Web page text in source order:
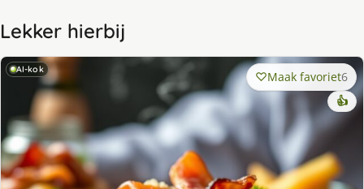
Lekker hierbij
AI-kok Maak favoriet6
👍